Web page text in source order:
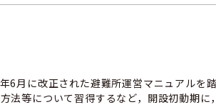
6月に改正された避難所運営マニュアルを
法等について習得するなど，開設初動期